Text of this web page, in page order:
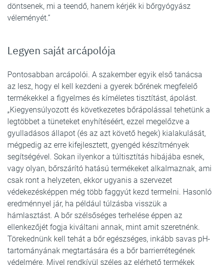
döntsenek, mi a teendő, hanem kérjék ki bőrgyógyász
véleményét.”
Legyen saját arcápolója
Pontosabban arcápolói. A szakember egyik első tanácsa
az lesz, hogy el kell kezdeni a gyerek bőrének megfelelő
termékekkel a figyelmes és kíméletes tisztítást, ápolást.
„Kiegyensúlyozott és következetes bőrápolással tehetünk a
legtöbbet a tüneteket enyhítéséért, ezzel megelőzve a
gyulladásos állapot (és az azt követő hegek) kialakulását,
mégpedig az erre kifejlesztett, gyengéd készítmények
segítségével. Sokan ilyenkor a túltisztítás hibájába esnek,
vagy olyan, bőrszárító hatású termékeket alkalmaznak, ami
csak ront a helyzeten, ekkor ugyanis a szervezet
védekezésképpen még több faggyút kezd termelni. Hasonló
eredménnyel jár, ha például túlzásba visszük a
hámlasztást. A bőr szélsőséges terhelése éppen az
ellenkezőjét fogja kiváltani annak, mint amit szeretnénk.
Törekednünk kell tehát a bőr egészséges, inkább savas pH-
tartományának megtartására és a bőr barrierrétegének
védelmére. Mivel rendkívül széles az elérhető termékek